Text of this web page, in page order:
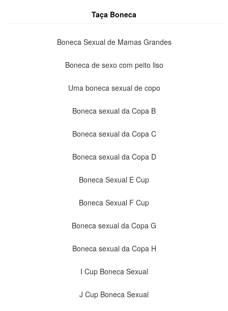
Taça Boneca
Boneca Sexual de Mamas Grandes
Boneca de sexo com peito liso
Uma boneca sexual de copo
Boneca sexual da Copa B
Boneca sexual da Copa C
Boneca sexual da Copa D
Boneca Sexual E Cup
Boneca Sexual F Cup
Boneca sexual da Copa G
Boneca sexual da Copa H
I Cup Boneca Sexual
J Cup Boneca Sexual